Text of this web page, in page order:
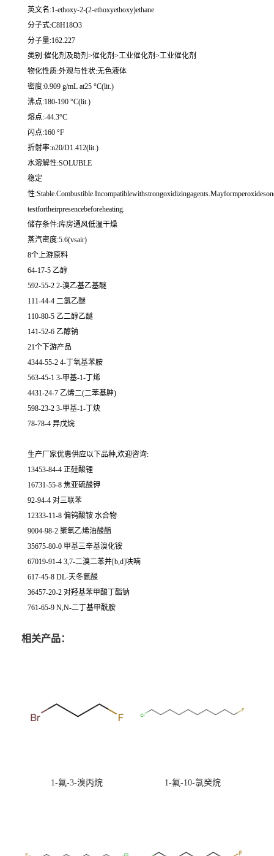
英文名:1-ethoxy-2-(2-ethoxyethoxy)ethane
分子式:C8H18O3
分子量:162.227
类别:催化剂及助剂>催化剂>工业催化剂>工业催化剂
物化性质:外观与性状:无色液体
密度:0.909 g/mL at25 °C(lit.)
沸点:180-190 °C(lit.)
熔点:-44.3°C
闪点:160 °F
折射率:n20/D1.412(lit.)
水溶解性:SOLUBLE
稳定
性
testfortheirpresencebeforeheating.
储存条件:库房通风低温干燥
蒸汽密度:5.6(vsair)
8个上游原料
64-17-5 乙醇
592-55-2 2-溴乙基乙基醚
111-44-4 二氯乙醚
110-80-5 乙二醇乙醚
141-52-6 乙醇钠
21个下游产品
4344-55-2 4-丁氧基苯胺
563-45-1 3-甲基-1-丁烯
4431-24-7 乙烯二(二苯基胂)
598-23-2 3-甲基-1-丁炔
78-78-4 异戊烷
生产厂家优惠供应以下品种,欢迎咨询:
13453-84-4 正硅酸锂
16731-55-8 焦亚硫酸钾
92-94-4 对三联苯
12333-11-8 偏钨酸铵 水合物
9004-98-2 聚氧乙烯油酸酯
35675-80-0 甲基三辛基溴化铵
67019-91-4 3,7-二溴二苯并[b,d]呋喃
617-45-8 DL-天冬氨酸
36457-20-2 对羟基苯甲酸丁酯钠
761-65-9 N,N-二丁基甲酰胺
相关产品：
1-氟-3-溴丙烷 1-氟-10-氯癸烷